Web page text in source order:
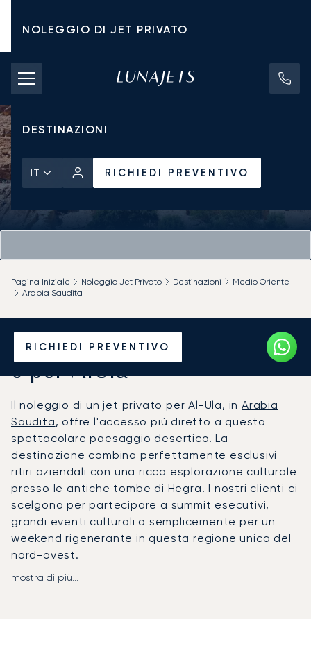
NOLEGGIO DI JET PRIVATO
TARIFFE DI NOLEGGIO
JET PRIVATI
DESTINAZIONI
IT RICHIEDI PREVENTIVO
RICHIEDI PREVENTIVO
Pagina Iniziale Noleggio Jet Privato Destinazioni
Medio Oriente
Arabia Saudita
Noleggia un Jet Privato da
o per AlUla
Il noleggio di un jet privato per Al-Ula, in Arabia
Saudita, offre l'accesso più diretto a questo
spettacolare paesaggio desertico. La
destinazione combina perfettamente esclusivi
ritiri aziendali con una ricca esplorazione culturale
presso le antiche tombe di Hegra. I nostri clienti ci
scelgono per partecipare a summit esecutivi,
grandi eventi culturali o semplicemente per un
weekend rigenerante in questa regione unica del
nord-ovest.
Noi di LunaJets organizziamo il tuo volo in base ai
mostra di più...